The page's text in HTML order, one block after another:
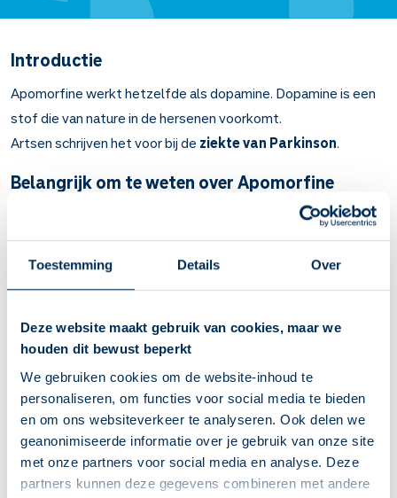
Toestemming Details Over
Deze website maakt gebruik van cookies, maar we
houden dit bewust beperkt
We gebruiken cookies om de website-inhoud te
personaliseren, om functies voor social media te bieden
en om ons websiteverkeer te analyseren. Ook delen we
geanonimiseerde informatie over je gebruik van onze site
met onze partners voor social media en analyse. Deze
partners kunnen deze gegevens combineren met andere
Introductie
Apomorfine werkt hetzelfde als dopamine. Dopamine is een
stof die van nature in de hersenen voorkomt.
Artsen schrijven het voor bij de ziekte van Parkinson.
Belangrijk om te weten over Apomorfine
Apomorfine werkt hetzelfde als dopamine. Dopamine is
Bij de ziekte van Parkinson.
U krijgt dit medicijn via een injectie of infuuspomp vlak
uzelf moet injecteren. En hoe u de infuuspomp aansluit en
gebruikt. Aarzel niet om bij onduidelijkheden uitleg te
U kunt last krijgen van reacties op de injectieplaats, zoals
harde plekken, bultjes, een rode huid, blauwe plekken en
pijn. Verder psychische klachten, zoals hallucinaties.
U kunt ook last krijgen van slaperig zijn, duizelig zijn, in de
war zijn, hallucinaties en slaapaanvallen. Als u begint met
dit medicijn mag u de eerste paar dagen niet autorijden.